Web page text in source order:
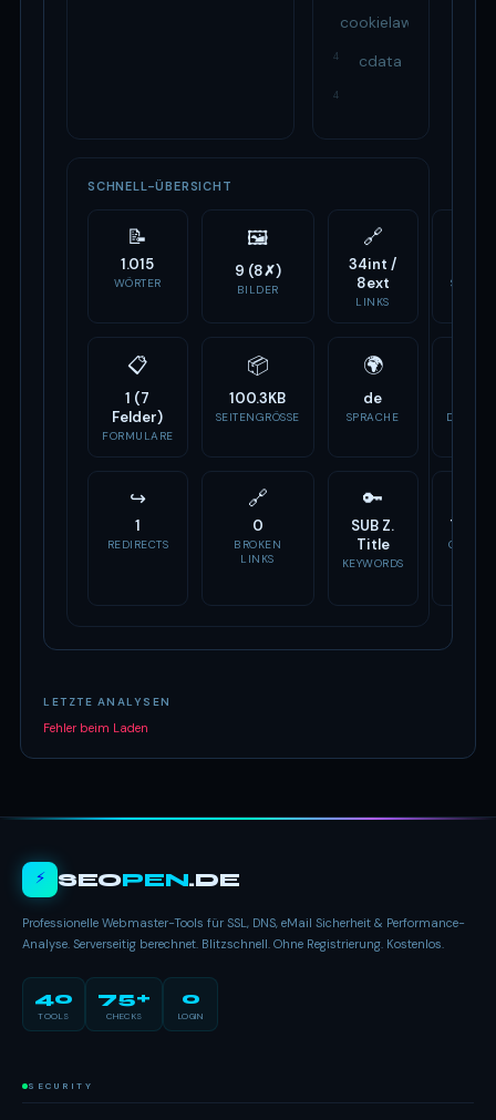
cookielawinfo
4 cdata
4
SCHNELL-ÜBERSICHT
📝
1.015
WÖRTER
🖼
9 (8✗)
BILDER
🔗
34int /
8ext
LINKS
SCRIPTS
📋
1 (7
Felder)
FORMULARE
📦
100.3KB
SEITENGRÖSSE
🌍
de
SPRACHE
↪
1
REDIRECTS
🔗
0
BROKEN
LINKS
🔑
SUB Z.
Title
KEYWORDS
7 Tags
OG
LETZTE ANALYSEN
Fehler beim Laden
⚡ SEOPEN.DE
Professionelle Webmaster-Tools für SSL, DNS, eMail Sicherheit & Performance-
Analyse. Serverseitig berechnet. Blitzschnell. Ohne Registrierung. Kostenlos.
40
TOOLS
75+
CHECKS
0
LOGIN
SECURITY